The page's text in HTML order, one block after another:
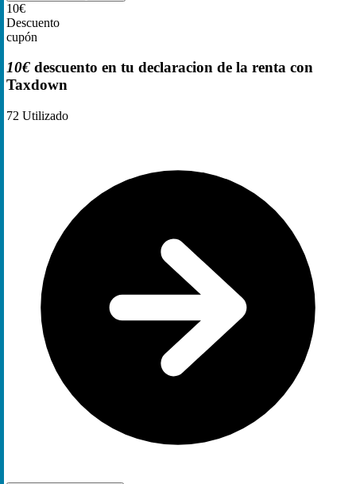
10€
Descuento
cupón
10€ descuento en tu declaracion de la renta con
Taxdown
72 Utilizado